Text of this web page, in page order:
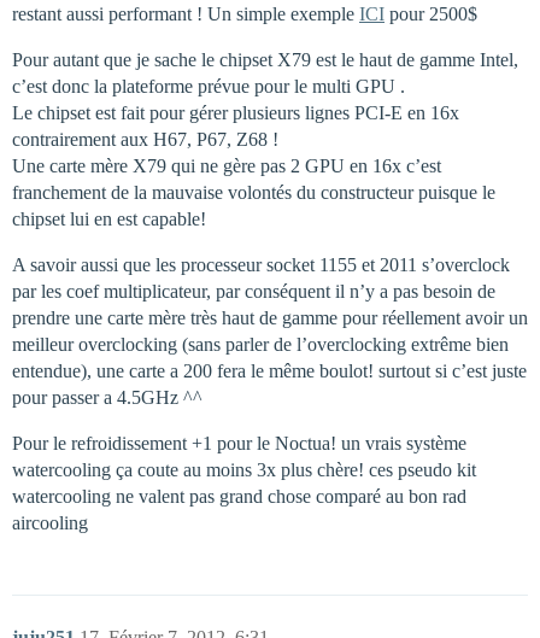
restant aussi performant ! Un simple exemple ICI pour 2500$
Pour autant que je sache le chipset X79 est le haut de gamme Intel,
c’est donc la plateforme prévue pour le multi GPU .
Le chipset est fait pour gérer plusieurs lignes PCI-E en 16x
contrairement aux H67, P67, Z68 !
Une carte mère X79 qui ne gère pas 2 GPU en 16x c’est
franchement de la mauvaise volontés du constructeur puisque le
chipset lui en est capable!
A savoir aussi que les processeur socket 1155 et 2011 s’overclock
par les coef multiplicateur, par conséquent il n’y a pas besoin de
prendre une carte mère très haut de gamme pour réellement avoir un
meilleur overclocking (sans parler de l’overclocking extrême bien
entendue), une carte a 200 fera le même boulot! surtout si c’est juste
pour passer a 4.5GHz ^^
Pour le refroidissement +1 pour le Noctua! un vrais système
watercooling ça coute au moins 3x plus chère! ces pseudo kit
watercooling ne valent pas grand chose comparé au bon rad
aircooling